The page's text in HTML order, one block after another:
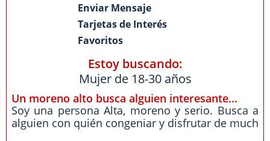
Enviar Mensaje
Tarjetas de Interés
Favoritos
Estoy buscando:
Mujer de 18-30 años
Un moreno alto busca alguien interesante...
Soy una persona Alta, moreno y serio. Busca a
alguien con quién congeniar y disfrutar de much